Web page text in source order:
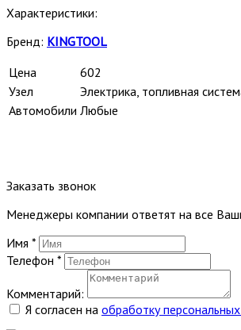
Характеристики:
Бренд: KINGTOOL
Цена
602
Узел
Электрика, топливная
Автомобили Любые
Заказать звонок
Менеджеры компании ответят на все
Имя *
Телефон *
Комментарий:
Я согласен на обработку